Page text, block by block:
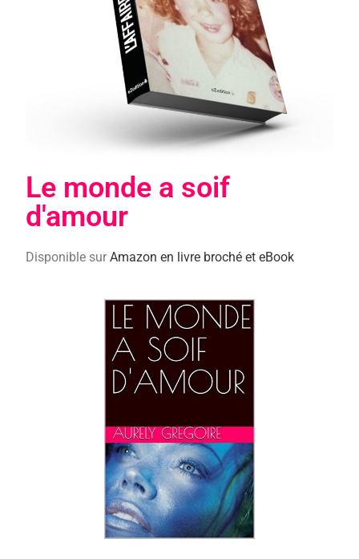
Le monde a soif
d'amour
Disponible surAmazon en livre broché et eBook